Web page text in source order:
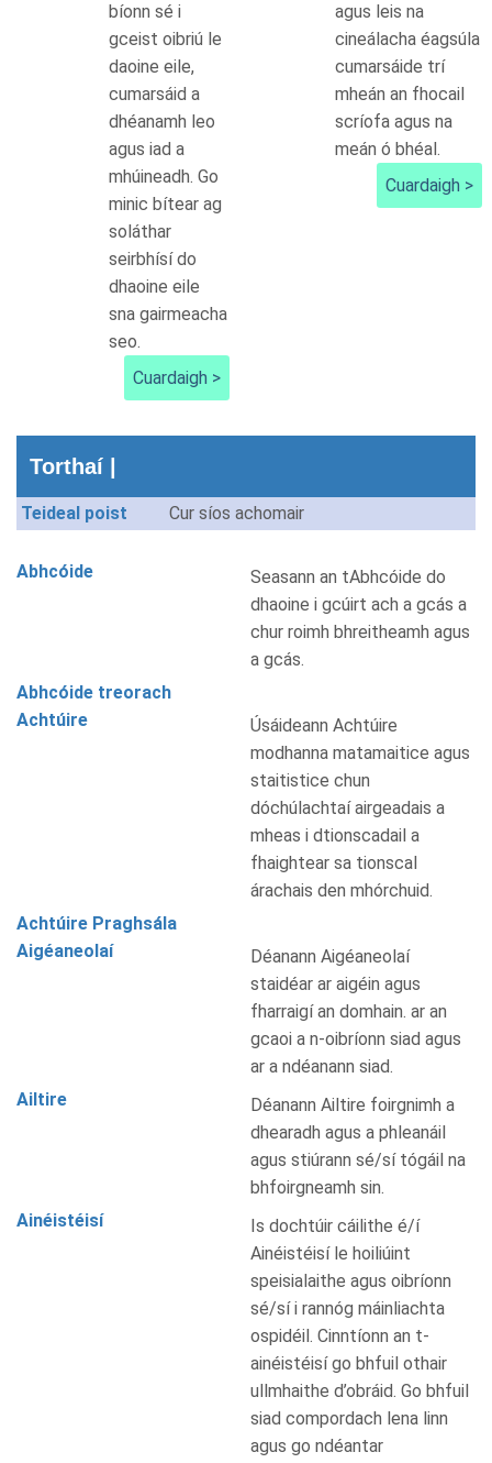
bíonn sé i
gceist oibriú le
daoine eile,
cumarsáid a
dhéanamh leo
agus iad a
mhúineadh. Go
minic bítear ag
soláthar
seirbhísí do
dhaoine eile
sna gairmeacha
seo.
Cuardaigh >
agus leis na
cineálacha éagsúla
cumarsáide trí
mheán an fhocail
scríofa agus na
meán ó bhéal.
Cuardaigh >
Torthaí |
Teideal poist Cur síos achomair
Abhcóide
Seasann an tAbhcóide do
dhaoine i gcúirt ach a gcás a
chur roimh bhreitheamh agus
a gcás.
Abhcóide treorach
Achtúire
Úsáideann Achtúire
modhanna matamaitice agus
staitistice chun
dóchúlachtaí airgeadais a
mheas i dtionscadail a
fhaightear sa tionscal
árachais den mhórchuid.
Achtúire Praghsála
Aigéaneolaí
Déanann Aigéaneolaí
staidéar ar aigéin agus
fharraigí an domhain. ar an
gcaoi a n-oibríonn siad agus
ar a ndéanann siad.
Ailtire
Déanann Ailtire foirgnimh a
dhearadh agus a phleanáil
agus stiúrann sé/sí tógáil na
bhfoirgneamh sin.
Ainéistéisí
Is dochtúir cáilithe é/í
Ainéistéisí le hoiliúint
speisialaithe agus oibríonn
sé/sí i rannóg máinliachta
ospidéil. Cinntíonn an t-
ainéistéisí go bhfuil othair
ullmhaithe d’obráid. Go bhfuil
siad compordach lena linn
agus go ndéantar